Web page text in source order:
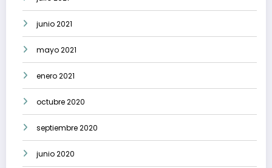
junio 2021
mayo 2021
enero 2021
octubre 2020
septiembre 2020
junio 2020